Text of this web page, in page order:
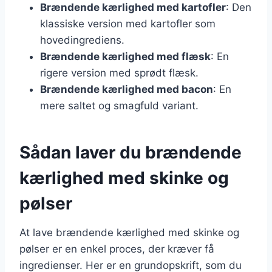
Brændende kærlighed med kartofler: Den
klassiske version med kartofler som
hovedingrediens.
Brændende kærlighed med flæsk: En
rigere version med sprødt flæsk.
Brændende kærlighed med bacon: En
mere saltet og smagfuld variant.
Sådan laver du brændende
kærlighed med skinke og
pølser
At lave brændende kærlighed med skinke og
pølser er en enkel proces, der kræver få
ingredienser. Her er en grundopskrift, som du